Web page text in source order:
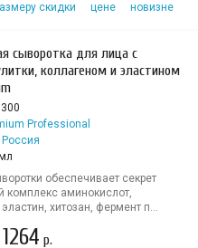
скидки цене новизне
сыворотка для лица с
коллагеном и эластином
Professional
Россия
обеспечивает секрет
аминокислот,
хитозан, фермент п...
1264 р.